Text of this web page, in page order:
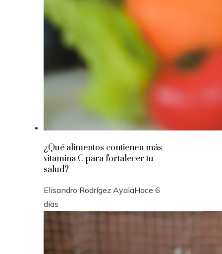
¿Qué alimentos contienen más
vitamina C para fortalecer tu
salud?
Elisandro Rodrígez AyalaHace 6
días